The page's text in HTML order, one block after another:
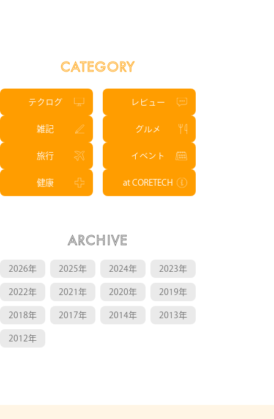
CATEGORY
テクログ レビュー
雑記 グルメ
旅行 イベント
健康 at CORETECH
ARCHIVE
2026年 2025年 2024年 2023年
2022年 2021年 2020年 2019年
2018年 2017年 2014年 2013年
2012年